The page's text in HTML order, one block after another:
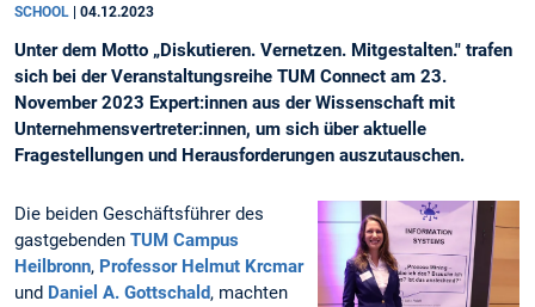
SCHOOL 04.12.2023
Unter dem Motto „Diskutieren. Vernetzen. Mitgestalten." trafen
sich bei der Veranstaltungsreihe TUM Connect am 23.
November 2023 Expert:innen aus der Wissenschaft mit
Unternehmensvertreter:innen, um sich über aktuelle
Fragestellungen und Herausforderungen auszutauschen.
Die beiden Geschäftsführer des
gastgebenden TUM Campus
Heilbronn, Professor Helmut Krcmar
und Daniel A. Gottschald, machten